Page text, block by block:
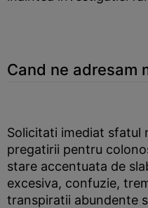
Cand ne adresam
Solicitati imediat sfatul
pregatirii pentru
stare accentuata de
excesiva, confuzie,
transpiratii abundente